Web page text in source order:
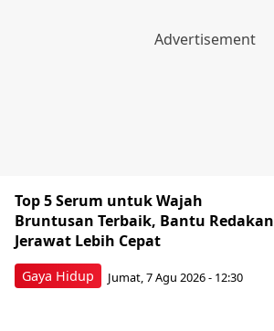
Gaya Hidup
Top 5 Serum untuk Wajah
Bruntusan Terbaik, Bantu Redakan
Jerawat Lebih Cepat
Jumat, 7 Agu 2026 - 12:30